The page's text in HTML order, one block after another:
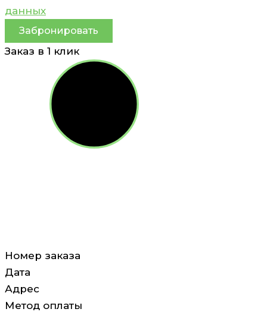
данных
Забронировать
Заказ в 1 клик
Номер заказа
Дата
Адрес
Метод оплаты